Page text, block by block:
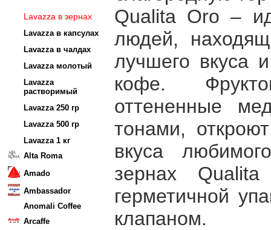
Lavazza в зернах
Lavazza в капсулах
Lavazza в чалдах
Lavazza молотый
Lavazza
растворимый
Lavazza 250 гр
Lavazza 500 гр
Lavazza 1 кг
Alta Roma
Amado
Ambassador
Anomali Coffee
Arcaffe
Qualita Oro –
людей,
лучшего вкуса
кофе.
оттененные
тонами,
вкуса
зернах
герметичной
клапаном.